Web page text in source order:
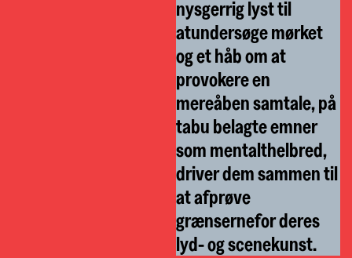
nysgerrig lyst til
atundersøge mørket
og et håb om at
provokere en
mereåben samtale, på
tabu belagte emner
som mentalthelbred,
driver dem sammen til
at afprøve
grænsernefor deres
lyd- og scenekunst.